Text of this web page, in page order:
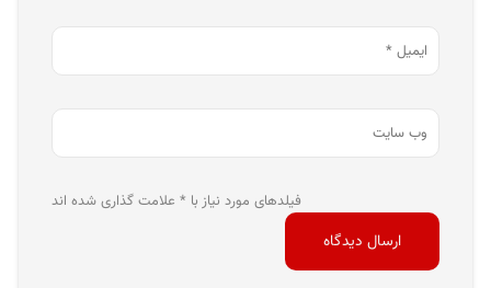
فیلدهای مورد نیاز با * علامت گذاری شده اند